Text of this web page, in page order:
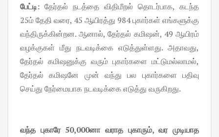
பேட்டி: தேர்தல் நடத்தை விதிமீறல் தொடர்பாக, கடந்த
25ம் தேதி வரை, 45 ஆயிரத்து 984 புகார்கள் எங்களுக்கு
வந்திருக்கின்றன. ஆனால், தேர்தல் கமிஷன், 49 ஆயிரம்
வழக்குகள் மீது நடவடிக்கை எடுத்துள்ளது. அதாவது,
தேர்தல் கமிஷனுக்கு வரும் புகார்களை மட்டுமல்லாமல்,
தேர்தல் கமிஷனே முன் வந்து பல புகார்களை பதிவு
செய்து நேர்மையாக நடவடிக்கை எடுத்து வருகிறது.
வந்த புகாரே 50,000னா வராத புகாரும், வர முடியாத